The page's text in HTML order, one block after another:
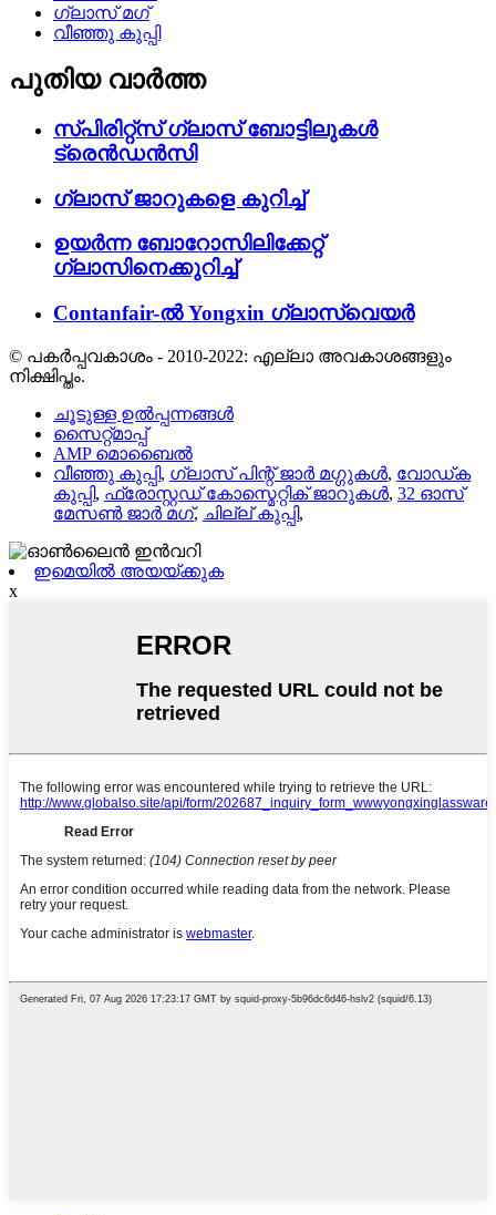
ഗ്ലാസ് മഗ്
വീഞ്ഞു കുപ്പി
പുതിയ വാർത്ത
സ്പിരിറ്റ്സ് ഗ്ലാസ് ബോട്ടിലുകൾ
ട്രെൻഡൻസി
ഗ്ലാസ് ജാറുകളെ കുറിച്ച്
ഉയർന്ന ബോറോസിലിക്കേറ്റ്
ഗ്ലാസിനെക്കുറിച്ച്
Contanfair-ൽ Yongxin ഗ്ലാസ്വെയർ
© പകർപ്പവകാശം - 2010-2022: എല്ലാ അവകാശങ്ങളും
നിക്ഷിപ്തം.
ചൂടുള്ള ഉൽപ്പന്നങ്ങൾ
സൈറ്റ്മാപ്പ്
AMP മൊബൈൽ
വീഞ്ഞു കുപ്പി, ഗ്ലാസ് പിന്റ് ജാർ മഗ്ഗുകൾ, വോഡ്ക
കുപ്പി, ഫ്രോസ്റ്റഡ് കോസ്മെറ്റിക് ജാറുകൾ, 32 ഓസ്
മേസൺ ജാർ മഗ്, ചില്ല് കുപ്പി,
ഇമെയിൽ അയയ്ക്കുക
x